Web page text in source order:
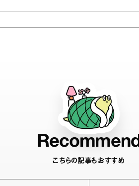
Recommend
こちらの記事もおすすめ